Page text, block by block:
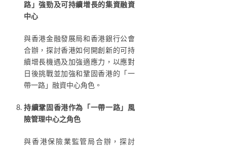
路」強勁及可持續增長的集資融資
中心
與香港金融發展局和香港銀行公會
合辦，探討香港如何開創新的可持
續增長機遇及加強適應力，以應對
日後挑戰並加強和鞏固香港的「一
帶一路」融資中心角色。
持續鞏固香港作為「一帶一路」風
險管理中心之角色
與香港保險業監管局合辦，探討